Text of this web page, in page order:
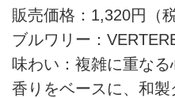
販売価格：1,320円（税
ブルワリー：
味わい：複雑に重な
香りをベースに、和